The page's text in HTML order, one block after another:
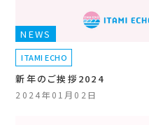
NEWS
ITAMI ECHO
新年のご挨拶2024
2024年01月02日